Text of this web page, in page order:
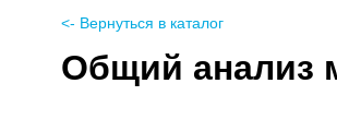
<- Вернуться в каталог
Общий анализ